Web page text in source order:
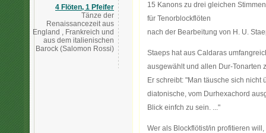
4 Flöten, 1 Pfeifer
Tänze der
Renaissancezeit aus
England , Frankreich und
aus dem italienischen
Barock (Salomon Rossi)
15 Kanons zu drei gleichen Stimmen
für Tenorblockflöten
nach der Bearbeitung von H. U.
Staeps hat aus Caldaras
ausgewählt und allen Dur-Tonarten
Er schreibt: "Man täusche sich
diatonische, vom Durhexachord
Blick einfch zu sein. ..."
Wer als Blockflötist/in profitieren